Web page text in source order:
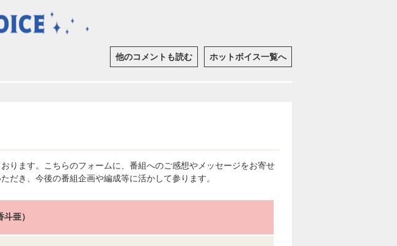
他のコメントも読む ホットボイス一覧へ
ります。こちらのフォームに、番組へのご感想やメッセージをお寄せ
だき、今後の番組企画や編成等に活かして参ります。
亜）